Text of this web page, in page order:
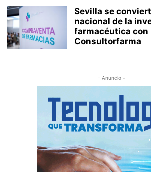
Sevilla se
nacional de la
farmacéutica con
Consultorfarma
- Anuncio -